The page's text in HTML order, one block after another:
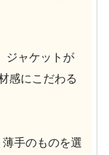
ジャケットが
感にこだわる
手のものを選